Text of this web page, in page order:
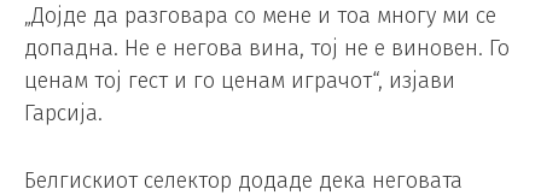
„Дојде да разговара со мене и тоа многу ми се
допадна. Не е негова вина, тој не е виновен. Го
ценам тој гест и го ценам играчот“, изјави
Гарсија.
Белгискиот селектор додаде дека неговата